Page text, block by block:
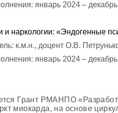
январь 2024 – декабрь
и наркологии: «Эндогенные
к.м.н., доцент О.В.
январь 2024 – декабрь
Грант РМАНПО
миокарда, на основе